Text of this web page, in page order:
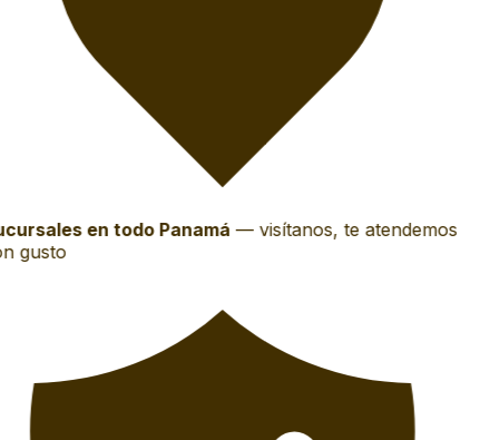
en todo Panamá— visítanos, te atendemos
gusto